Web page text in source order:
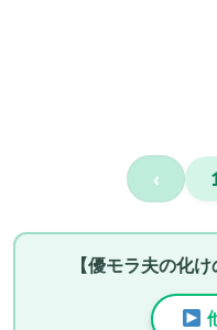
‹
【優モラ夫の化